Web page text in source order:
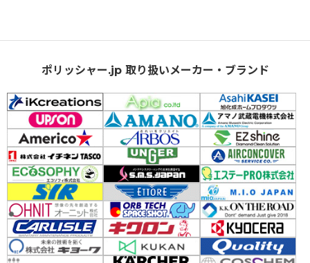
ポリッシャー.jp 取り扱いメーカー・ブランド